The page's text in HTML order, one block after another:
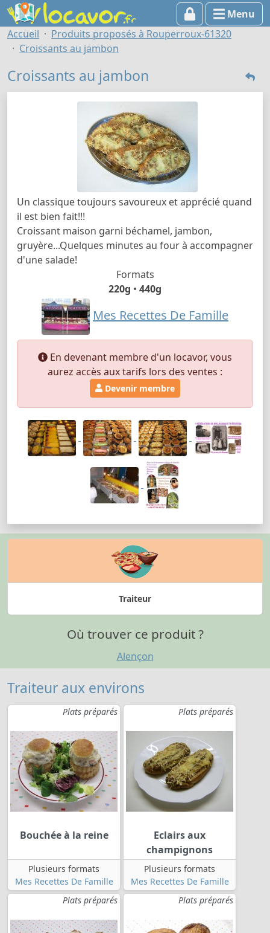
Menu
Accueil
Produits proposés à Rouperroux-61320
Croissants au jambon
Croissants au jambon
Un classique toujours savoureux et apprécié quand
il est bien fait!!!
Croissant maison garni béchamel, jambon,
gruyère...Quelques minutes au four à accompagner
d'une salade!
Formats
220g • 440g
Mes Recettes De Famille
En devenant membre d'un locavor, vous
aurez accès aux tarifs lors des ventes :
Devenir membre
Traiteur
Où trouver ce produit ?
Alençon
Traiteur aux environs
Plats préparés
Bouchée à la reine
Plusieurs formats
Mes Recettes De Famille
Plats préparés
Eclairs aux
champignons
Plusieurs formats
Mes Recettes De Famille
Plats préparés
Plats préparés